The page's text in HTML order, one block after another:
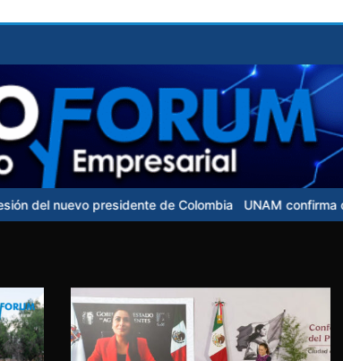
Colombia UNAM confirma que examen de control